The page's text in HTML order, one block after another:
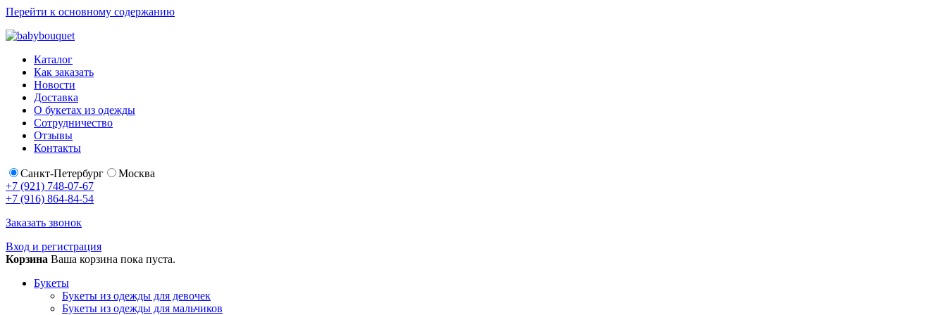
Перейти к основному содержанию
Каталог
Как заказать
Новости
Доставка
О букетах из одежды
Сотрудничество
Отзывы
Контакты
Санкт-Петербург
Москва
+7 (921) 748-07-67
+7 (916) 864-84-54
Заказать звонок
Вход и регистрация
Корзина Ваша корзина пока пуста.
Букеты
Букеты из одежды для девочек
Букеты из одежды для мальчиков